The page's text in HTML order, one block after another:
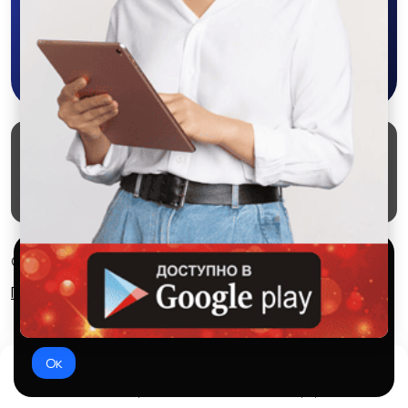
Скачать в Google Play
Маркеты Блог
О проекте
Служба поддержки
Удаление аккаунта
Партнерка
© 2026 SALEX МАРКЕТ
Правила сервиса
Конфиденциальность
Используем куки и рекомендательные
технологии
Это чтобы сайт работал лучше. Оставаясь с нами, вы
соглашаетесь на использование файлов куки.
Ок